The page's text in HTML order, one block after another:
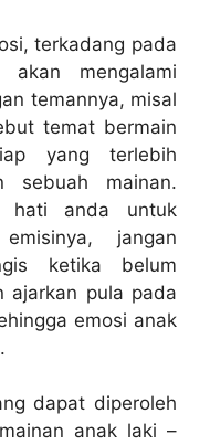
terkadang pada
mengalami
temannya, misal
temat bermain
yang terlebih
sebuah mainan.
hati anda untuk
jangan
ketika belum
ajarkan pula pada
emosi anak
dapat diperoleh
anak laki –